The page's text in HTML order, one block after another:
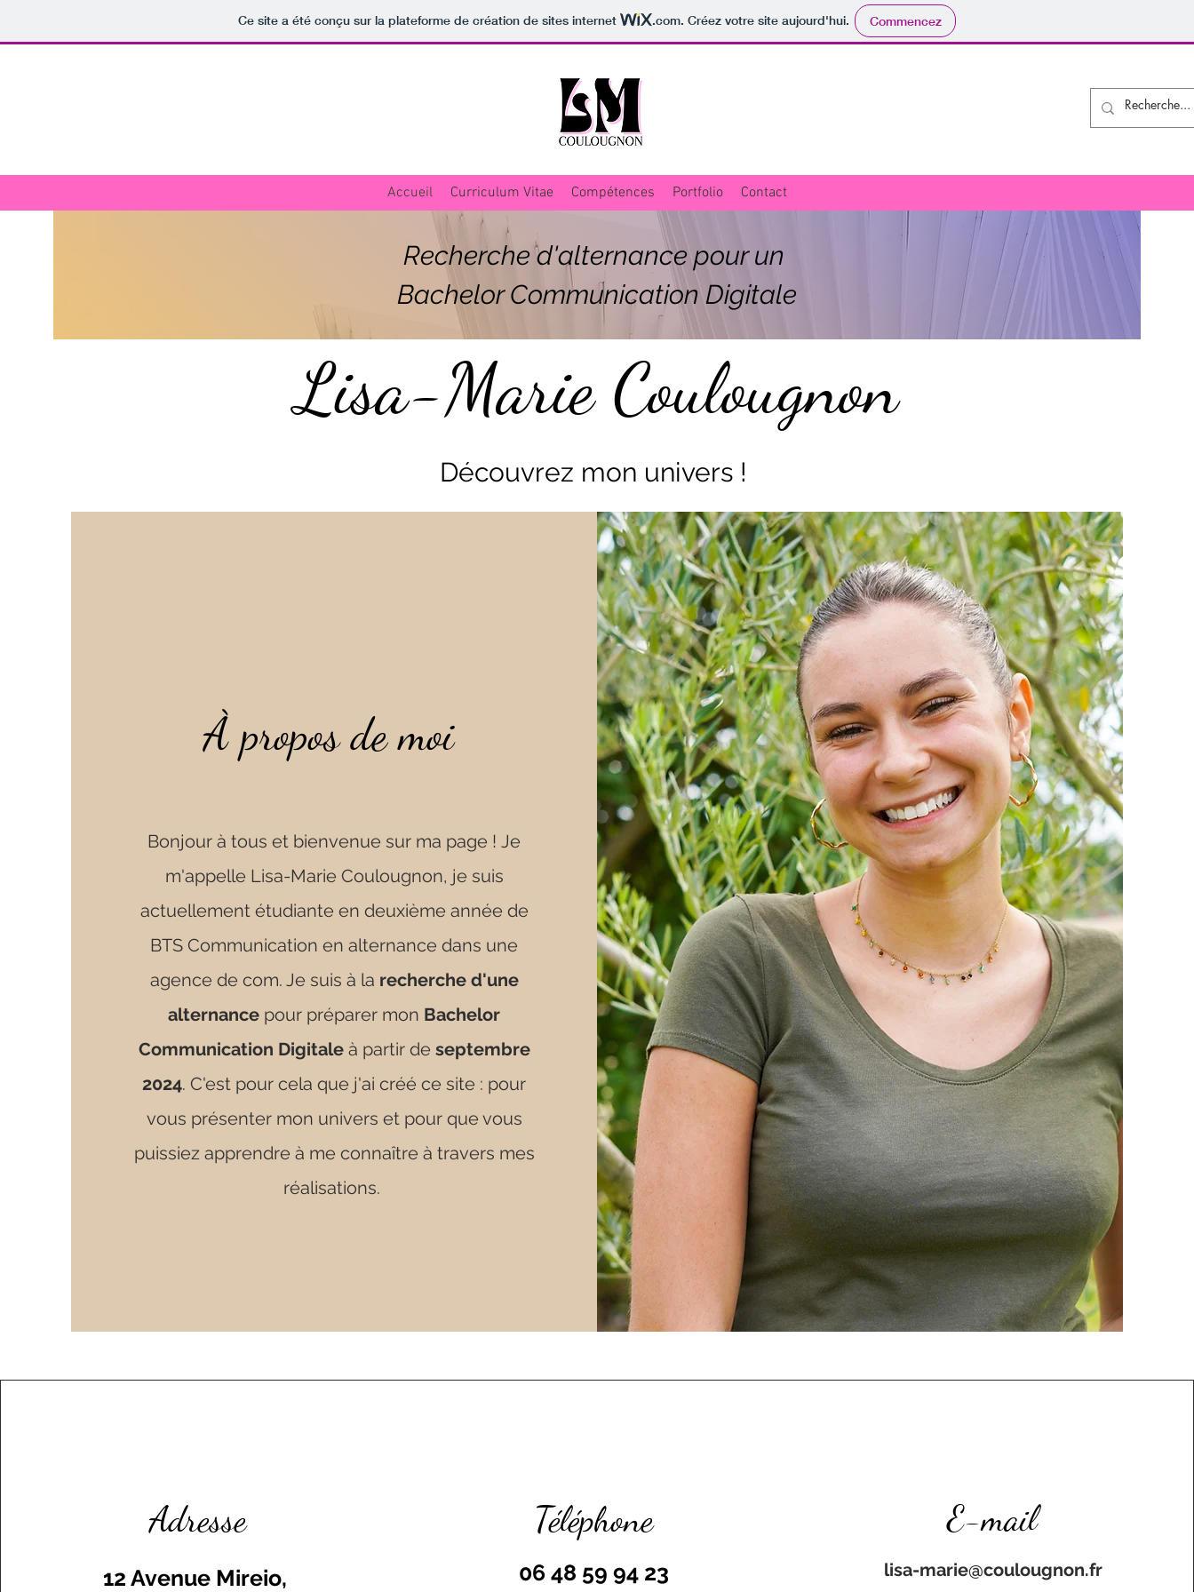
Ce site a été conçu sur la plateforme de création de sites internet .com. Créez votre site aujourd'hui. Commencez
Accueil Curriculum Vitae Compétences Portfolio Contact
Recherche d'alternance pour un
Bachelor Communication Digitale
Lisa-Marie Coulougnon
Découvrez mon univers !
À propos de moi
Bonjour à tous et bienvenue sur ma page ! Je
m'appelle Lisa-Marie Coulougnon, je suis
actuellement étudiante en deuxième année de
BTS Communication en alternance dans une
agence de com. Je suis à la recherche d'une
alternance pour préparer mon Bachelor
Communication Digitaleà partir de septembre
2024. C'est pour cela que j'ai créé ce site : pour
vous présenter mon univers et pour que vous
puissiez apprendre à me connaître à travers mes
réalisations.
Adresse
12 Avenue Mireio,
Téléphone
06 48 59 94 23
E-mail
lisa-marie@coulougnon.fr